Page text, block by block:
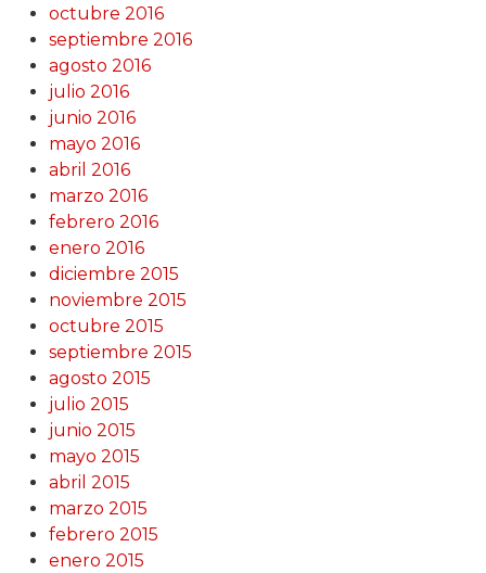
octubre 2016
septiembre 2016
agosto 2016
julio 2016
junio 2016
mayo 2016
abril 2016
marzo 2016
febrero 2016
enero 2016
diciembre 2015
noviembre 2015
octubre 2015
septiembre 2015
agosto 2015
julio 2015
junio 2015
mayo 2015
abril 2015
marzo 2015
febrero 2015
enero 2015